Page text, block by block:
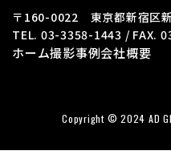
〒160-0022 東京都新宿区
TEL. 03-3358-1443 / FAX.
ホーム撮影事例会社概要
Copyright © 2024 AD